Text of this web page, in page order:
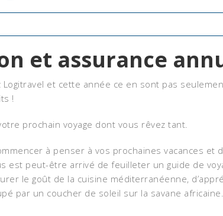
et assurance
et cette année ce en sont pas
!
prochain voyage dont vous rêvez tant.
à penser à vos prochaines vacances
est peut-être arrivé de feuilleter un guide de
le goût de la cuisine méditerranéenne,
par un coucher de soleil sur la savane